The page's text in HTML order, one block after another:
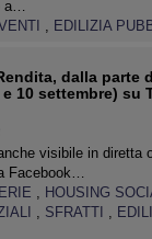
a…
, EDILIZIA
dalla parte
10 settembre) su
visibile in diretta
Facebook…
, HOUSING
, SFRATTI ,